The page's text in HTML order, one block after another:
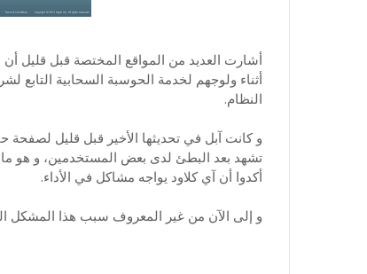
أشارت العديد من المواقع المختصة قبل قليل أن
أثناء ولوجهم لخدمة الحوسبة السحابية
النظام.
و كانت آبل في تحديثها الأخير قبل قليل لصفحة
تشهد بعد البطئ لدى بعض المستخدمين، و هو ما
أكدوا أن آي كلاود يواجه مشاكل في الأداء.
و إلى الآن من غير المعروف سبب هذا المشكل